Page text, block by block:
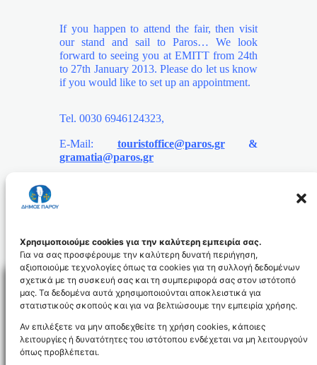
Χρησιμοποιούμε cookies για την καλύτερη εμπειρία σας.
Για να σας προσφέρουμε την καλύτερη δυνατή περιήγηση,
αξιοποιούμε τεχνολογίες όπως τα cookies για τη συλλογή δεδομένων
σχετικά με τη συσκευή σας και τη συμπεριφορά σας στον ιστότοπό
μας. Τα δεδομένα αυτά χρησιμοποιούνται αποκλειστικά για
στατιστικούς σκοπούς και για να βελτιώσουμε την εμπειρία χρήσης.
Αν επιλέξετε να μην αποδεχθείτε τη χρήση cookies, κάποιες
λειτουργίες ή δυνατότητες του ιστότοπου ενδέχεται να μη λειτουργούν
όπως προβλέπεται.
If you happen to attend the fair, then visit
our stand and sail to Paros… We look
forward to seeing you at EMITT from 24th
to 27th January 2013. Please do let us know
if you would like to set up an appointment.
Tel. 0030 6946124323,
E-Mail: touristoffice@paros.gr&
gramatia@paros.gr